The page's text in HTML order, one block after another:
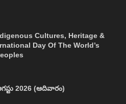
Cultures, Heritage &
Day Of The World’s
2026 (ఆదివారం)